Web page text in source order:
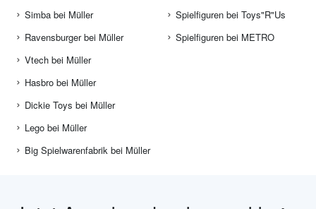
Simba bei Müller
Ravensburger bei Müller
Vtech bei Müller
Hasbro bei Müller
Dickie Toys bei Müller
Lego bei Müller
Big Spielwarenfabrik bei Müller
Spielfiguren bei Toys"R"Us
Spielfiguren bei METRO